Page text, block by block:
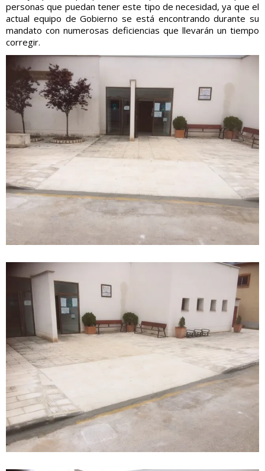
personas que puedan tener este tipo de necesidad, ya que el
actual equipo de Gobierno se está encontrando durante su
mandato con numerosas deficiencias que llevarán un tiempo
corregir.